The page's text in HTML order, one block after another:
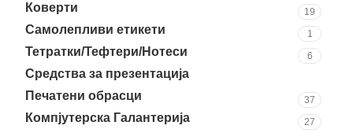
Коверти 19
Самолепливи етикети 1
Тетратки/Тефтери/Нотеси 6
Средства за презентација
Печатени обрасци 37
Компјутерска Галантерија 27